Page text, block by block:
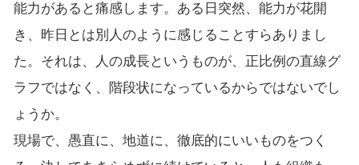
能力があると痛感します。ある日突然、能力が花開
き、昨日とは別人のように感じることすらありまし
た。それは、人の成長というものが、正比例の直線グ
ラフではなく、階段状になっているからではないでし
ょうか。
現場で、愚直に、地道に、徹底的にいいものをつく